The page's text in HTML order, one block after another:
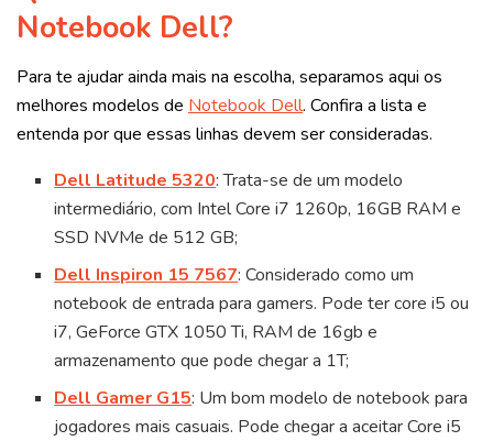
Notebook Dell?
Para te ajudar ainda mais na escolha, separamos aqui os
melhores modelos de Notebook Dell. Confira a lista e
entenda por que essas linhas devem ser consideradas.
Dell Latitude 5320: Trata-se de um modelo
intermediário, com Intel Core i7 1260p, 16GB RAM e
SSD NVMe de 512 GB;
Dell Inspiron 15 7567: Considerado como um
notebook de entrada para gamers. Pode ter core i5 ou
i7, GeForce GTX 1050 Ti, RAM de 16gb e
armazenamento que pode chegar a 1T;
Dell Gamer G15: Um bom modelo de notebook para
jogadores mais casuais. Pode chegar a aceitar Core i5